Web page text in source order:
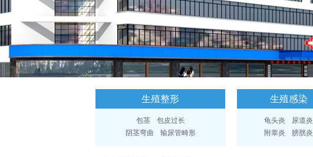
生殖整形
包茎
包皮过长
阴茎弯曲
输尿管畸形
生殖感染
龟头炎
尿道炎
附睾炎
膀胱炎